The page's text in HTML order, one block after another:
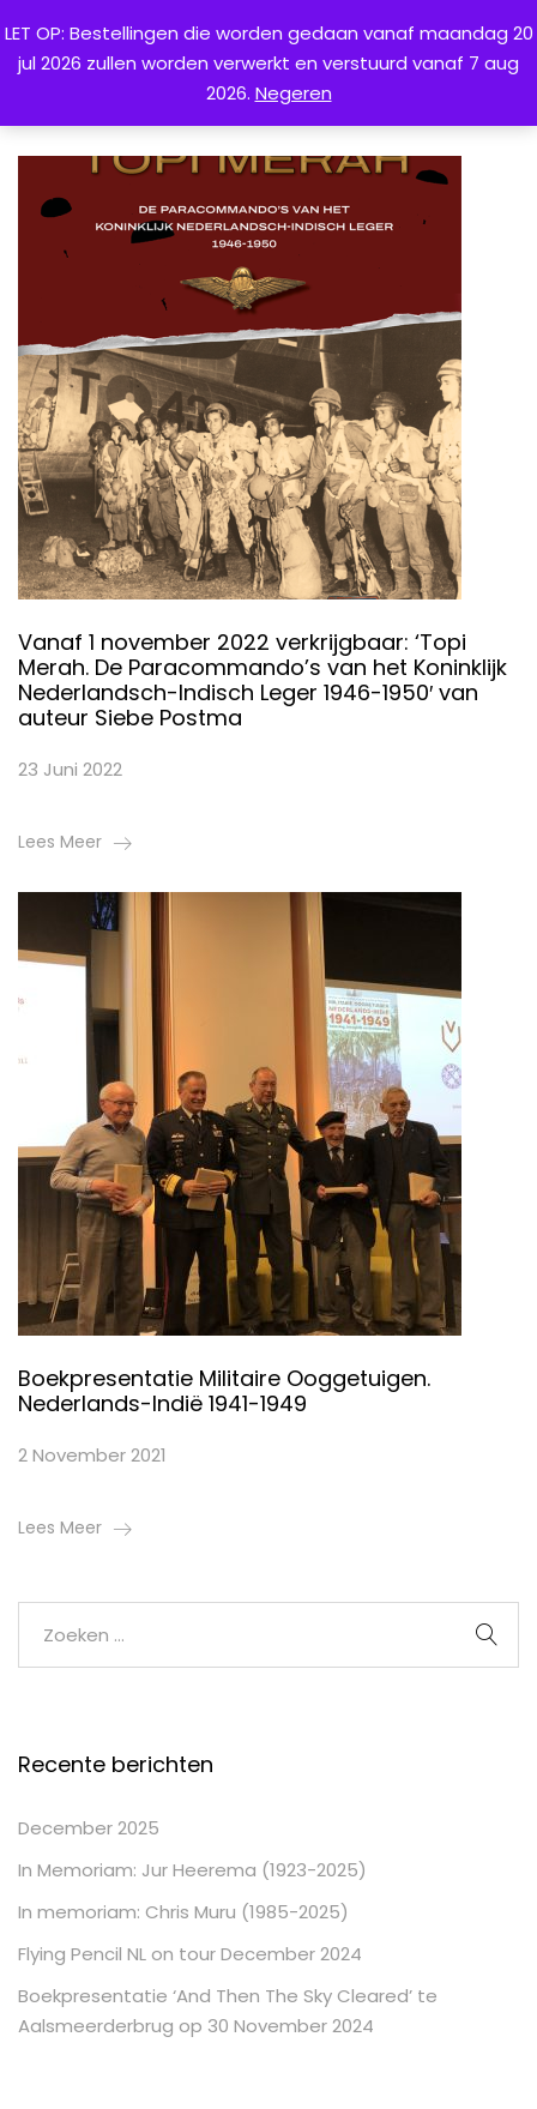
0
Vanaf 1 november 2022 verkrijgbaar: ‘Topi
Merah. De Paracommando’s van het Koninklijk
Nederlandsch-Indisch Leger 1946-1950′ van
auteur Siebe Postma
23 Juni 2022
Lees Meer
Boekpresentatie Militaire Ooggetuigen.
Nederlands-Indië 1941-1949
2 November 2021
Lees Meer
Recente berichten
December 2025
In Memoriam: Jur Heerema (1923-2025)
In memoriam: Chris Muru (1985-2025)
Flying Pencil NL on tour December 2024
Boekpresentatie ‘And Then The Sky Cleared’ te
Aalsmeerderbrug op 30 November 2024
LET OP: Bestellingen die worden gedaan vanaf maandag 20
jul 2026 zullen worden verwerkt en verstuurd vanaf 7 aug
2026. Negeren